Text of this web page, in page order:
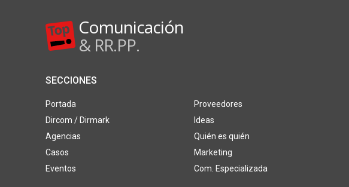
Comunicación
& RR.PP.
SECCIONES
Portada
Dircom / Dirmark
Agencias
Casos
Eventos
Proveedores
Ideas
Quién es quién
Marketing
Com. Especializada